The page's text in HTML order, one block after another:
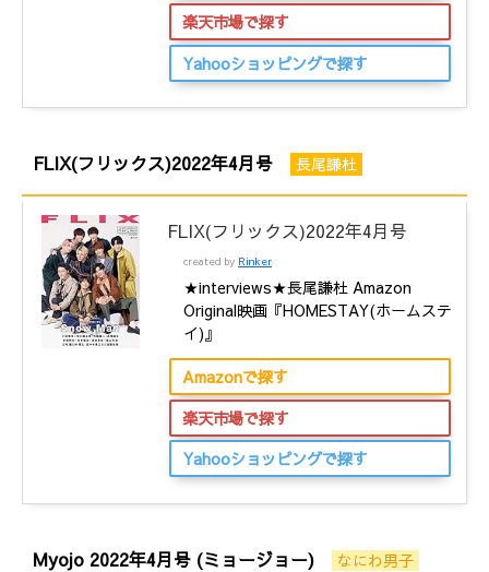
楽天市場で探す
Yahooショッピングで探す
FLIX(フリックス)2022年4月号 長尾謙杜
FLIX(フリックス)2022年4月号
created by Rinker
★interviews★長尾謙杜 Amazon
Original映画『HOMESTAY(ホームステ
イ)』
Amazonで探す
楽天市場で探す
Yahooショッピングで探す
Myojo 2022年4月号 (ミョージョー) なにわ男子